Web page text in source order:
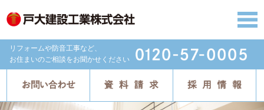
リフォームや防音工事など、
お住まいのご相談をお聞かせください